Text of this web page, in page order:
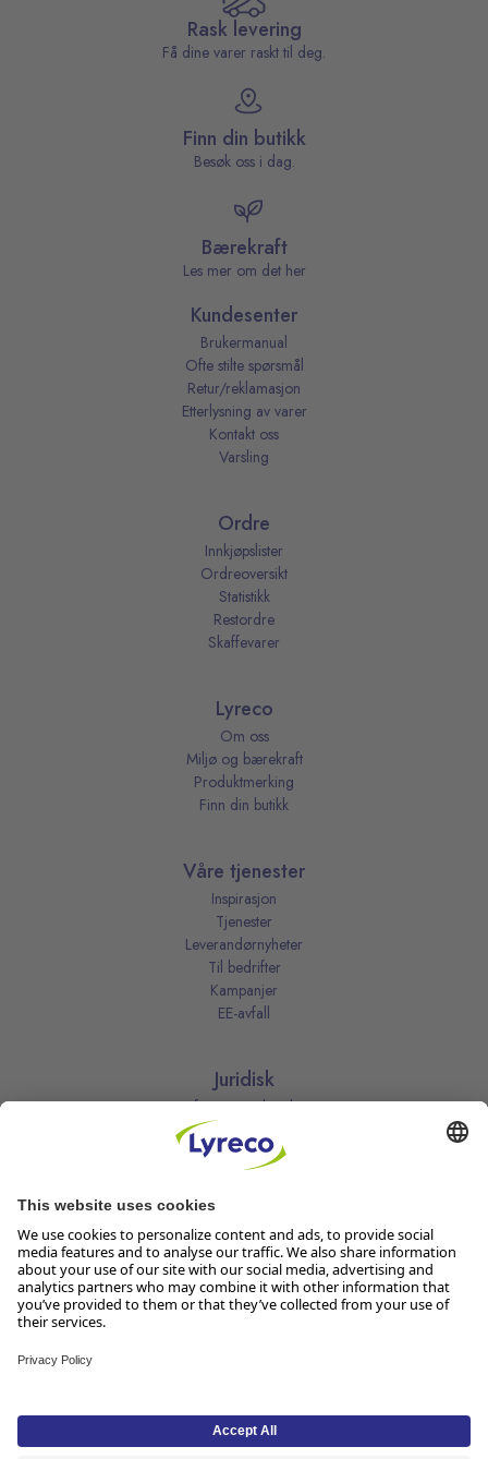
Rask levering
Få dine varer raskt til deg.
Finn din butikk
Besøk oss i dag.
Bærekraft
Les mer om det her
Kundesenter
Brukermanual
Ofte stilte spørsmål
Retur/reklamasjon
Etterlysning av varer
Kontakt oss
Varsling
Ordre
Innkjøpslister
Ordreoversikt
Statistikk
Restordre
Skaffevarer
Lyreco
Om oss
Miljø og bærekraft
Produktmerking
Finn din butikk
Våre tjenester
Inspirasjon
Tjenester
Leverandørnyheter
Til bedrifter
Kampanjer
EE-avfall
Juridisk
Informasjonskapsler
Kjøpsbetingelser
Personvernerklæring
Vilkår
Vilkår for kundeklubben
Åpenhetsloven
Endre dine personvernsinnstillinger